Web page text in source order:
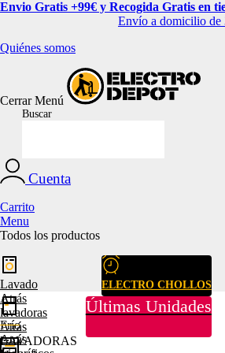
Envio Gratis +99€ y Recogida Gratis en
Envío a domicilio de
Quiénes somos
CerrarMenú
Buscar
Cuenta
Carrito
Menu
Todos los productos
ELECTRO CHOLLOS
Últimas Unidades
Lavado
Atrás
lavadoras
Atrás
LAVADORAS
Frío
Atrás